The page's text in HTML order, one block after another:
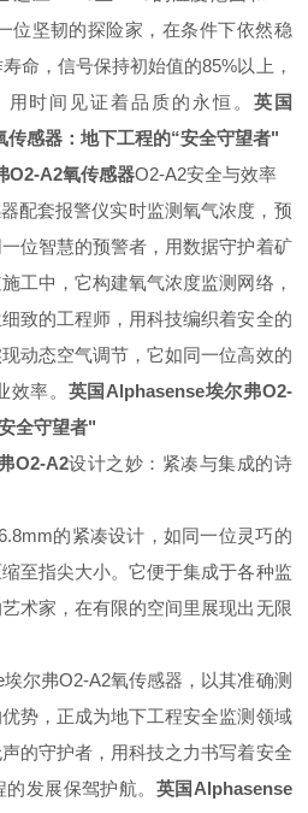
位坚韧的探险家，在条件下依然稳
命，信号保持初始值的85%以上，
时间见证着品质的永恒。 英国
传感器：地下工程的“安全守望者"
O2-A2氧传感器O2-A2安全与效率
配套报警仪实时监测氧气浓度，预
位智慧的预警者，用数据守护着矿
工中，它构建氧气浓度监测网络，
致的工程师，用科技编织着安全的
动态空气调节，它如同一位高效的
率。 英国 Alphasense埃尔弗O2-
全守望者"
O2-A2设计之妙：紧凑与集成的诗
的紧凑设计，如同一位灵巧的
至指尖大小。它便于集成于各种监
术家，在有限的空间里展现出无限
埃尔弗O2-A2氧传感器，以其准确测
势，正成为地下工程安全监测领域
的守护者，用科技之力书写着安全
发展保驾护航。 英国 Alphasense